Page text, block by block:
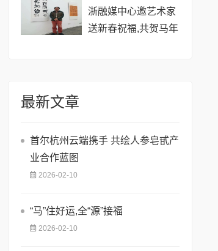
浙融媒中心邀艺术家
送新春祝福,共贺马年
最新文章
首尔杭州云端携手 共绘人参皂甙产
业合作蓝图
2026-02-10
​“马”住好运,全“源”接福
2026-02-10